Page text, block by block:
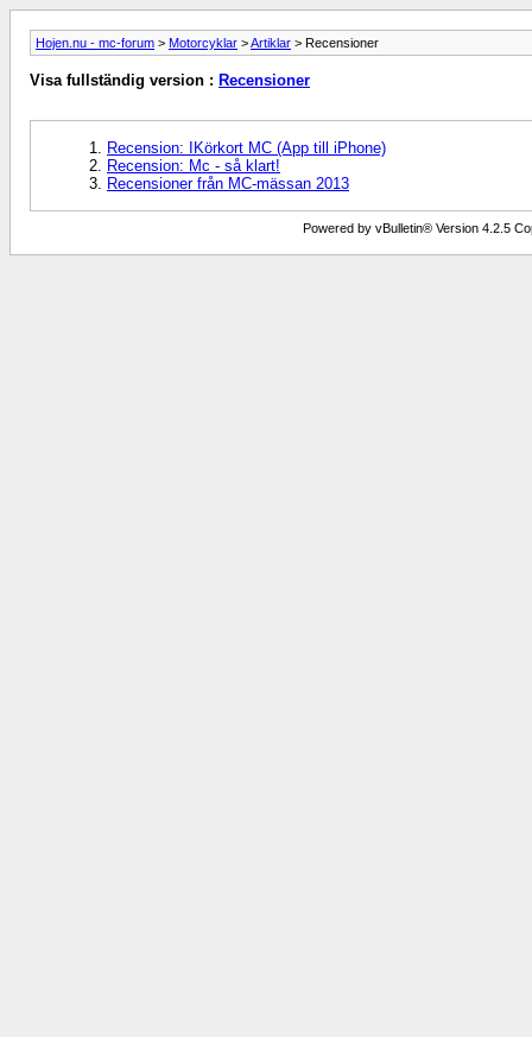
Hojen.nu - mc-forum > Motorcyklar >Artiklar > Recensioner
Visa fullständig version : Recensioner
Recension: IKörkort MC (App till iPhone)
Recension: Mc - så klart!
Recensioner från MC-mässan 2013
Powered by vBulletin® Version 4.2.5